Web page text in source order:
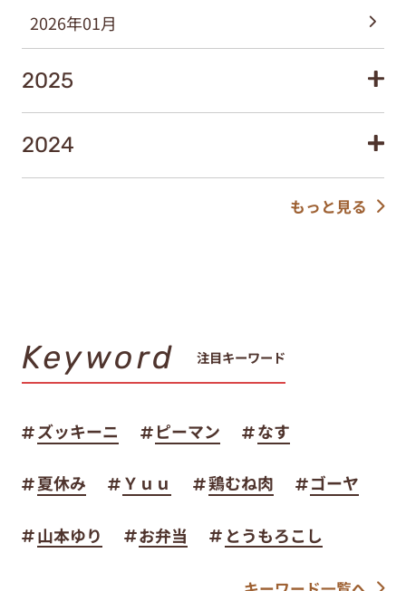
2026年01月
2025
2024
もっと見る
Keyword 注目キーワード
ズッキーニ ピーマン なす
夏休み Ｙｕｕ 鶏むね肉 ゴーヤ
山本ゆり お弁当 とうもろこし